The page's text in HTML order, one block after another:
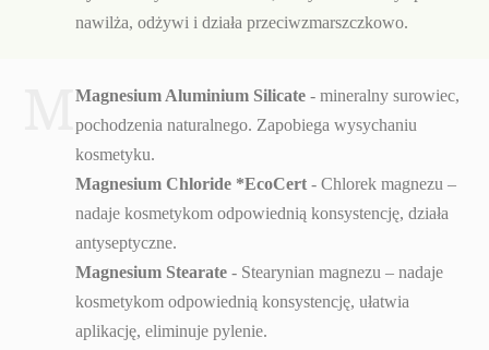
nawilża, odżywi i działa przeciwzmarszczkowo.
Magnesium Aluminium Silicate - mineralny surowiec,
pochodzenia naturalnego. Zapobiega wysychaniu
kosmetyku.
Magnesium Chloride *EcoCert - Chlorek magnezu –
nadaje kosmetykom odpowiednią konsystencję, działa
antyseptyczne.
Magnesium Stearate - Stearynian magnezu – nadaje
kosmetykom odpowiednią konsystencję, ułatwia
aplikację, eliminuje pylenie.